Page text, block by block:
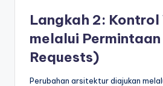
Langkah 2: Kontrol
melalui
Requests)
Perubahan arsitektur diajukan